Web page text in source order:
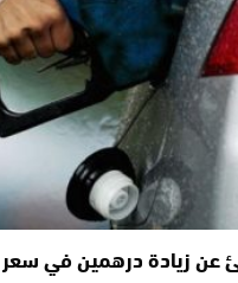
عن زيادة درهمين في سعر